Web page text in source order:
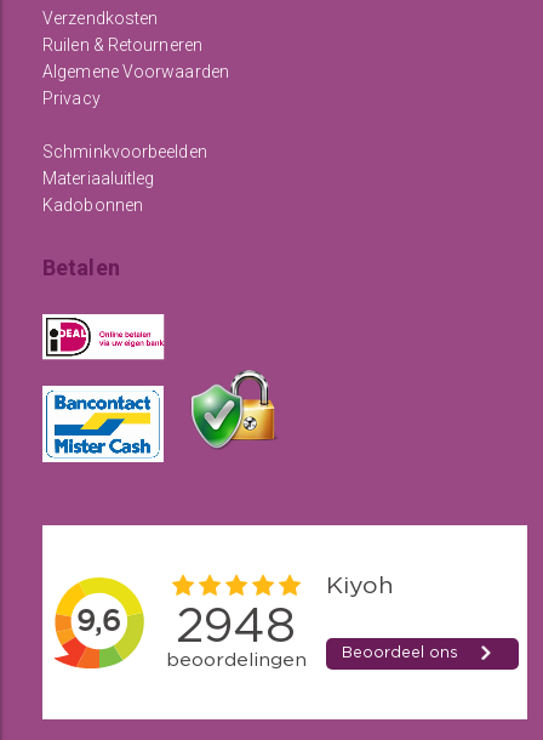
Verzendkosten
Ruilen & Retourneren
Algemene Voorwaarden
Privacy
Schminkvoorbeelden
Materiaaluitleg
Kadobonnen
Betalen